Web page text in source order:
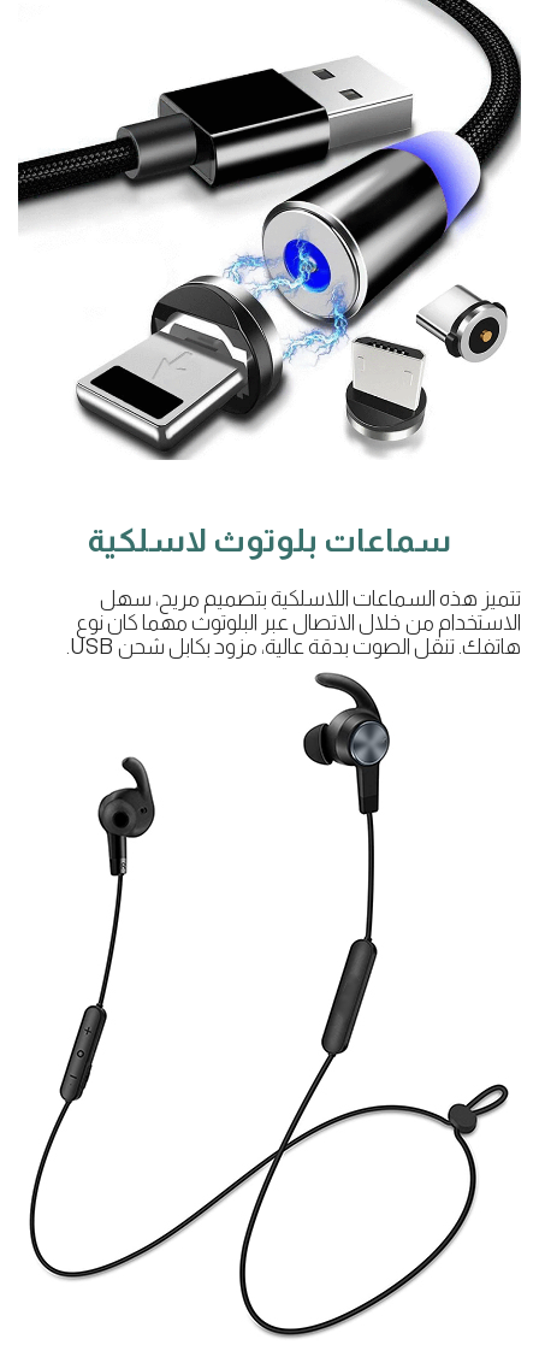
سماعات بلوتوث لاسلكية
تتميز هذه السماعات اللاسلكية بتصميم مريح، سهل
الاستخدام من خلال الاتصال عبر البلوتوث مهما كان نوع
هاتفك. تنقل الصوت بدقة عالية، مزود بكابل شحن USB.